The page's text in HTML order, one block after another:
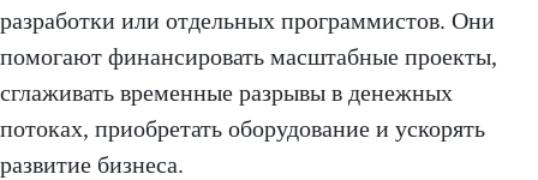
разработки или отдельных программистов. Они
помогают финансировать масштабные проекты,
сглаживать временные разрывы в денежных
потоках, приобретать оборудование и ускорять
развитие бизнеса.